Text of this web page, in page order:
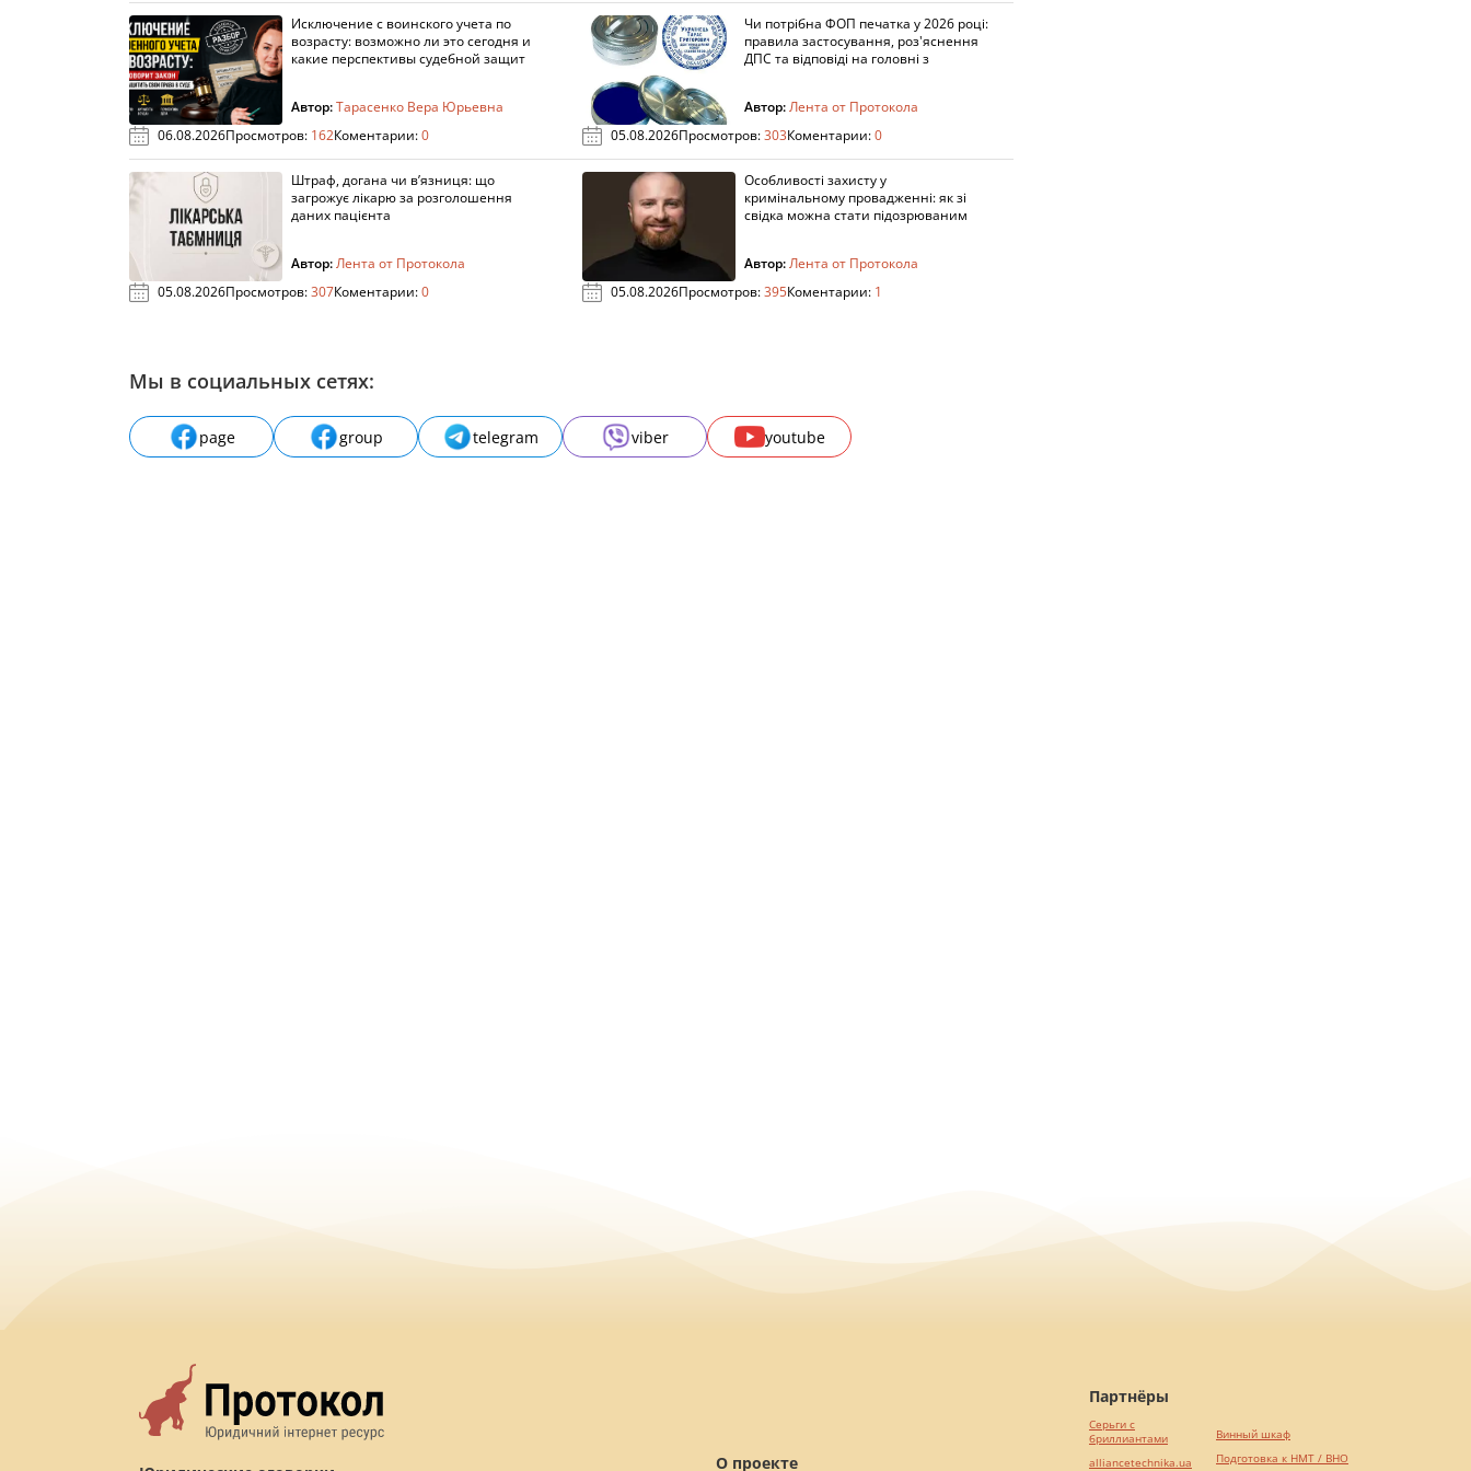
Исключение с воинского учета по
возрасту: возможно ли это сегодня и
какие перспективы судебной защит
Автор:Тарасенко Вера Юрьевна
06.08.2026Просмотров: 162Коментарии:0
Чи потрібна ФОП печатка у 2026 році:
правила застосування, роз'яснення
ДПС та відповіді на головні з
Автор:Лента от Протокола
05.08.2026Просмотров:303Коментарии:0
Штраф, догана чи в’язниця: що
загрожує лікарю за розголошення
даних пацієнта
Автор:Лента от Протокола
05.08.2026Просмотров:307Коментарии:0
Особливості захисту у
кримінальному провадженні: як зі
свідка можна стати підозрюваним
Автор:Лента от Протокола
05.08.2026Просмотров:395Коментарии: 1
Мы в социальных сетях:
page group telegram viber youtube
О проекте
Партнёры
Серьги с
бриллиантами
alliancetechnika.ua
Винный шкаф
Подготовка к НМТ / ВНО